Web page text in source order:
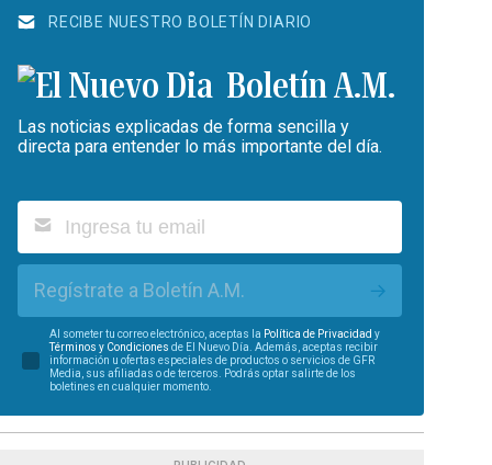
RECIBE NUESTRO BOLETÍN DIARIO
Boletín A.M.
Las noticias explicadas de forma sencilla y
directa para entender lo más importante del día.
Regístrate a Boletín A.M.
Al someter tu correo electrónico, aceptas la Política de Privacidad y
Términos y Condiciones de El Nuevo Día. Además, aceptas recibir
información u ofertas especiales de productos o servicios de GFR
Media, sus afiliadas o de terceros. Podrás optar salirte de los
boletines en cualquier momento.